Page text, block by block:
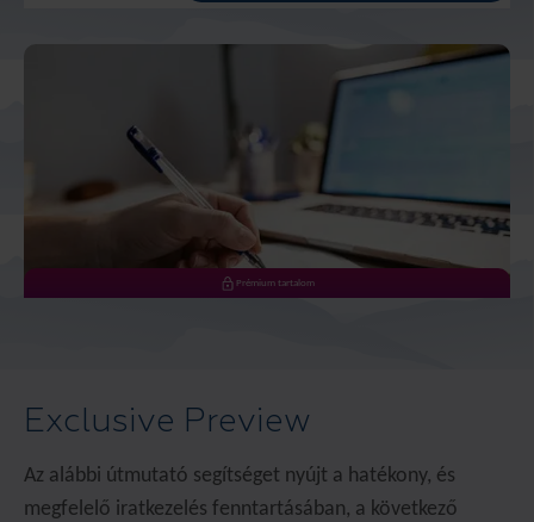
Prémium tartalom
Exclusive Preview
Az alábbi útmutató segítséget nyújt a hatékony, és
megfelelő iratkezelés fenntartásában, a következő